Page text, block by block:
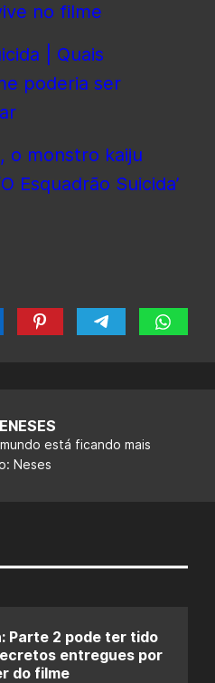
no filme
| Quais
poderia ser
o monstro kaiju
Esquadrão Suicida’
está ficando mais
Neses
Parte 2 pode ter tido
entregues por
do filme